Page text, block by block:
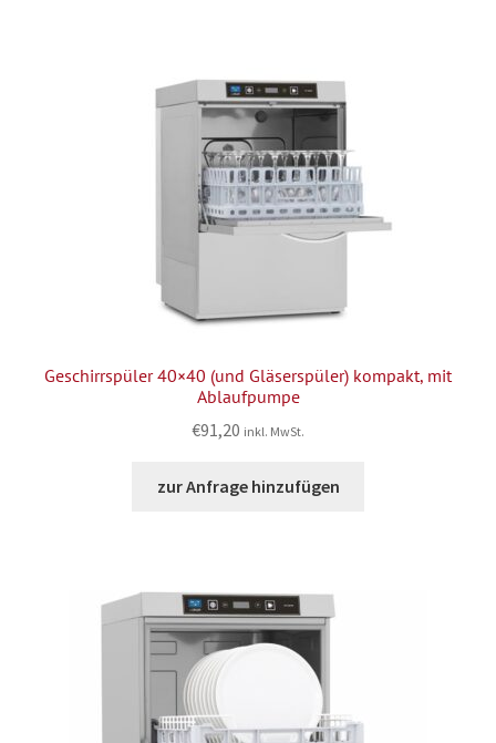
Geschirrspüler 40×40 (und Gläserspüler) kompakt, mit
Ablaufpumpe
€91,20 inkl. MwSt.
zur Anfrage hinzufügen